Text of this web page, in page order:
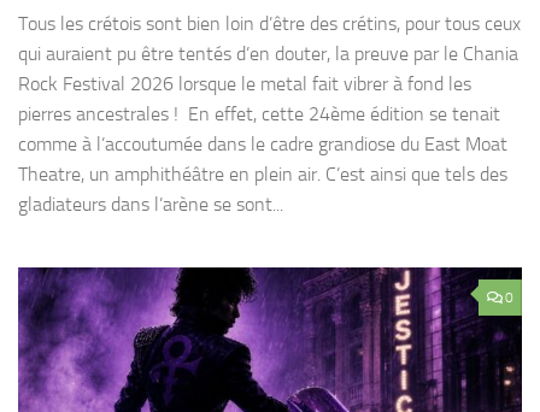
Tous les crétois sont bien loin d’être des crétins, pour tous ceux
qui auraient pu être tentés d’en douter, la preuve par le Chania
Rock Festival 2026 lorsque le metal fait vibrer à fond les
pierres ancestrales ! En effet, cette 24ème édition se tenait
comme à l’accoutumée dans le cadre grandiose du East Moat
Theatre, un amphithéâtre en plein air. C’est ainsi que tels des
gladiateurs dans l’arène se sont...
0